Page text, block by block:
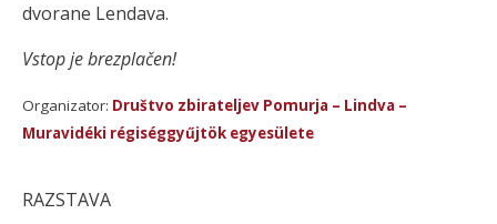
dvorane Lendava.
Vstop je brezplačen!
Organizator: Društvo zbirateljev Pomurja – Lindva –
Muravidéki régiséggyűjtök egyesülete
RAZSTAVA